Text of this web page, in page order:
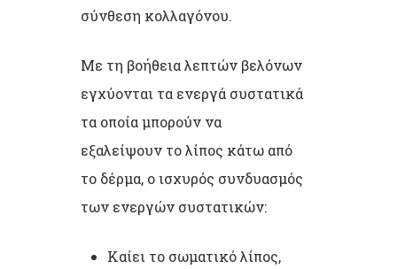
σύνθεση κολλαγόνου.
Με τη βοήθεια λεπτών βελόνων
εγχύονται τα ενεργά συστατικά
τα οποία μπορούν να
εξαλείψουν το λίπος κάτω από
το δέρμα, ο ισχυρός συνδυασμός
των ενεργών συστατικών:
Kαίει το σωματικό λίπος,